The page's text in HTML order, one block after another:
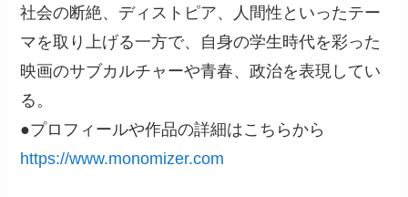
社会の断絶、ディストピア、人間性といったテー
マを取り上げる一方で、自身の学生時代を彩った
映画のサブカルチャーや青春、政治を表現してい
る。
●プロフィールや作品の詳細はこちらから
https://www.monomizer.com